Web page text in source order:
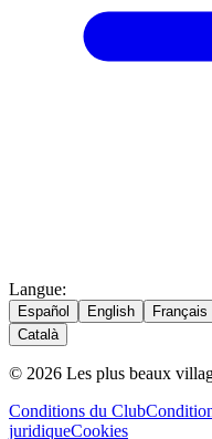
Langue:
Español English Français
Català
© 2026 Les plus beaux
Conditions du Club
juridiqueCookies